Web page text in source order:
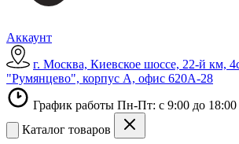
Аккаунт
г. Москва, Киевское шоссе, 22-й км,
"Румянцево", корпус А, офис 620А-28
График работы Пн-Пт: с 9:00 до
Каталог товаров